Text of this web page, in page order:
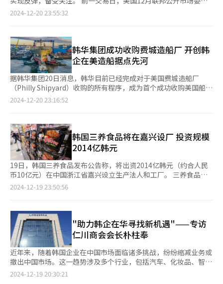
源 韩联社】
到2021年的3亿美元，再到去年的5.6亿美元。其中，中国是三养
食品最大的出口市场，占其总出口量的25%。 根据三养食品发布
1.2491万亿韩元，超过2023年全年销售额。其中，海外销售额同
比增幅较大，同比增加43%，达到约17.8亿元，占全球总销售额的
78%；中国市场销售额占其全球总出口额的30%，成为推动三养
食品海外销售增长的重要驱动力。 三养食品推出的“MEP汤
面”【图片提供 三养食品】
的预期尤为强烈。尤其是韩国的核心出口产业——半导体行业，其
明年1月PSI预测值仅为65，相较于12月的124暴跌59点。 更令人
这不仅终结了此前连续18个月保持在基准值以上的纪录，更预示着
未来可能面临更大的产业压力。 韩国贸易协会国际贸易通商研究
院在当天发布的“2025年第一季度出口产业景气展望指数
（EBSI）报告”中指出，明年第一季度EBSI为96.1，自今年第四
季度的135.2大幅下滑，并跌破基准值100。这一趋势反映出出口
条件正在全面恶化。 报告显示，在15大出口品类中，包括半导
体、钢铁、医疗器械在内的10个品类指数均低于基准值，预计明年
初出口表现将持续低迷。以半导体为例，今年第一至第四季度的
值骤降至64.4，跌幅尤为显著。其他品类如钢铁及非铁金属制品
（64.1）、医疗精密仪器（74.8）、农水产品（77.7）、电气及电
子产品（85.3）等均处于低迷状态，出口前景堪忧。 ▲国际贸易保
护主义升温 出口环境严峻 韩经联的调查显示，2025年韩国全年出
口增长率预计仅为1.4%，低于产业研究院此前预测的2.2%。在调
查覆盖的12大出口主力行业中，生物健康（5.3%）、一般机械
（2.1%）、石油化工及石油制品（1.8%）、电气电子（1.5%）、
船舶（1.3%）等行业预计将实现正增长，但汽车及零部件
主义加剧（30.2%）、原材料及能源价格上涨削弱竞争力
（11.1%）等。特别是美国前总统特朗普的再次当选，使美中贸易
摩擦进一步升温。韩经联调查中，48.7%的受访者认为美国将成为
明年最为困难的出口市场，而中国以42.7%的比例紧随其后。 贸易
协会分析称，主要国家优先考虑自身利益，可能扩大进口限制措
施，这将对韩国出口环境产生直接冲击。 ▲半导体行业压力大 政
策支持成关键 作为韩国出口支柱产业的半导体行业，正面临来自
会（FOMC）结果偏向鹰派（倾向于货币紧缩），导致韩国综合股
点。 在此背景下，韩元兑美元汇率飙升16.4韩元，达到1451.9韩
元，创下金融危机以来的最高水平。 外资投资者在有价证券市场
净卖出4290亿韩元，拖累了指数下行。受美光科技业绩展望不佳
影响，三星电子（-3.28%）和SK海力士（-4.63%）等半导体股跌
幅较大。 隔夜，纽约股市延续了FOMC的鹰派影响，呈现涨跌互
现。道琼斯工业平均指数微涨0.04%，而标准普尔500指数和纳斯
达克综合指数则分别下跌0.09%和0.10%。 美光科技因发布疲软业
绩展望暴跌16.18%，博通（-2.37%）、AMD（-2.08%）等股价
美国商务部公布的今年第三季度国内生产总值（GDP）年化季环比
终值为3.1%，高于此前公布的初值（2.8%）和市场预期值
（3.0%）。此外，美国劳工部公布的上周初请失业金人数低于市
场预期。 美国10年期国债收益率上升5个基点（1个基点=0.01个百
分点），达到4.568%，使韩国股市面临美国国债收益率上升和科
技股疲软的双重压力。然而，有分析认为，由于当前估值已降至低
位，下跌空间将受到限制。相反，前一交易日的大幅下跌或引发反
弹买盘入场，从而推动市场反弹。 韩国Kiwoom证券研究员韩智
未完全消化12月FOMC的影响。然而，韩国股市估值已降至‘无可
再失’的水平，同时韩元汇率的上涨对出口企业并非完全不利。因
此，韩国股市不太可能因美国股市的情绪波动再次经历大幅下
跌。” 19日下午，位于首尔中区的韩亚银行交易厅显示屏上显示
KOSPI和KOSDAQ指数。【图片来源 韩联社】
2024-12-20 23:55:32
韩华集团成功收购费城造船厂 开创韩
企在美造船据点先河
据韩华集团20日消息，韩华目前已经完成对于美国费城造船厂
（Philly Shipyard）收购的所有程序，成为首个成功收购美国船厂
的韩国企业。本次收购从今年6月20日与费城造船厂母公司挪威阿
1亿美元。通过这一收购，韩华集团成功在北美造船和国防市场中
确立战略据点，为成为全球海洋产业的领先企业奠定基础。 韩华
集团的收购计划得到美国政府的高度关注与支持。美国外国投资委
员会（CFIUS）和国务院国防贸易管制局（DDTC）在第一阶段迅
速批准收购，由此可见美国政府对韩华集团的积极评价，以及对韩
华推动美国造船和国防工业发展的期待。 上月7日，即将上任美国
总统的特朗普也表示：“我们了解韩国在军舰和船舶建造领域的全
球顶级能力。未来不仅在船舶出口领域，维修、保养等方面也会加
市场经验，进一步巩固在北美造船市场的地位。凭借全球领先的环
保船舶技术与自动化生产等智能制造能力，韩华海洋有望极大提升
效率，同时扩大在高附加值船舶领域的市场份额。 韩华系统也计
划支持下一代自主航行船舶的研发，并提供综合控制装置和船舶自
动控制系统等部分尖端技术，以提高费城造船厂的技术竞争力。
费城造船厂成立于1997年，位于前美国海军费城国有船厂旧址，
由挪威阿克集团美国子公司运营。该船厂主要建造用于沿海运输的
大型商船，包括石化产品运输船、集装箱船等，占美国“琼斯法
2024-12-20 23:16:52
韩国三养食品将在嘉兴设厂 投资规模
2014亿韩元
19日，韩国三养食品发布公告称，将出资2014亿韩元（约合人民
币10亿元）在中国浙江省嘉兴设立生产法人和工厂。 三养食品于
本月16日宣布计划成立总管海外业务的三养新加坡有限公司，出资
产线。 这是三养食品首次在海外建厂，旨在应对火鸡面需求剧增
造成的供应不足。由于“火鸡面”人气在海外居高不下，目前处于
供不应求的局面。“火鸡面”在中国、东南亚、美国等全球市场持
续热卖，出口连年攀升。其中，中国是三养食品最大出口目的地，
占整体出口的25%。 三养食品负责人表示：“在华建厂的目的是
满足中国市场的需求，同时加强海外本地化策略。中国工厂将专注
于生产内需市场销售的产品而非出口。“ 本月17日，因在中国成
立生产法人消息，而三养食品盘中价格最高达75.6万韩元，创历史
2024-12-19 23:50:56
"助力韩企在华寻找新机遇"——专访
仁川商会会长朴柱奉
近年来，随着韩国企业在中国市场面临诸多挑战，纷纷缩减业务或
撤出中国市场。这一趋势涉及多个行业，包括汽车、化妆品、智能
手机、显示器、电池、石化和钢铁等。专家认为，在中国内需市场
2024-12-19 20:30:21